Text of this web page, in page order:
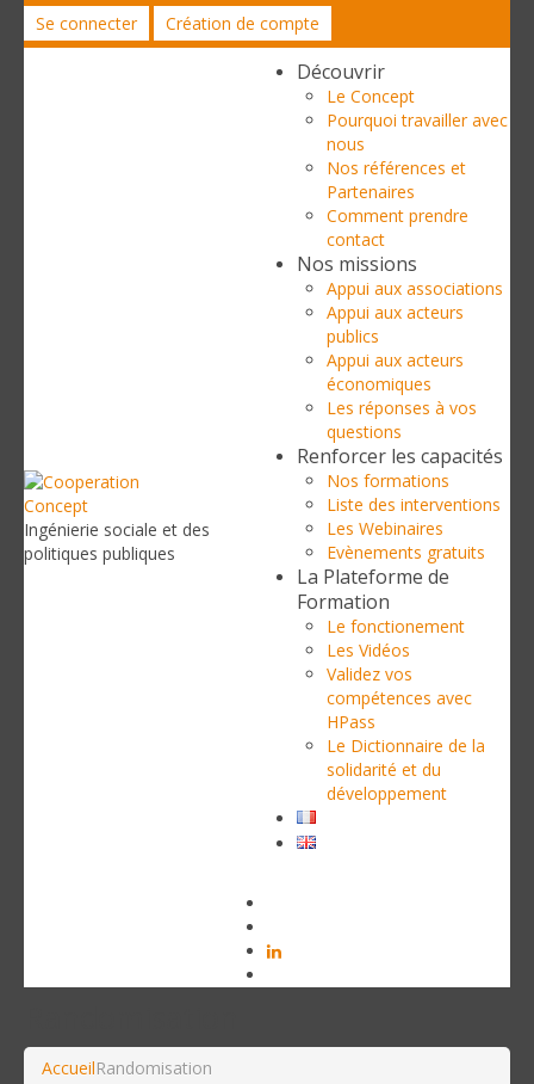
Se connecter Création de compte
Ingénierie sociale et des
politiques publiques
Découvrir
Le Concept
Pourquoi travailler avec
nous
Nos références et
Partenaires
Comment prendre
contact
Nos missions
Appui aux associations
Appui aux acteurs
publics
Appui aux acteurs
économiques
Les réponses à vos
questions
Renforcer les capacités
Nos formations
Liste des interventions
Les Webinaires
Evènements gratuits
La Plateforme de
Formation
Le fonctionement
Les Vidéos
Validez vos
compétences avec
HPass
Le Dictionnaire de la
solidarité et du
développement
AccueilRandomisation